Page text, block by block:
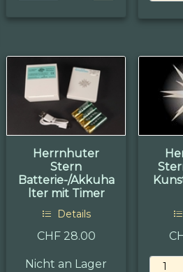
Herrnhuter
Stern
Batterie-/Akkuha
lter mit Timer
Details
CHF 28.00
Nicht an Lager